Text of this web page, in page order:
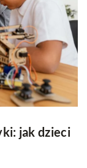
jak dzieci